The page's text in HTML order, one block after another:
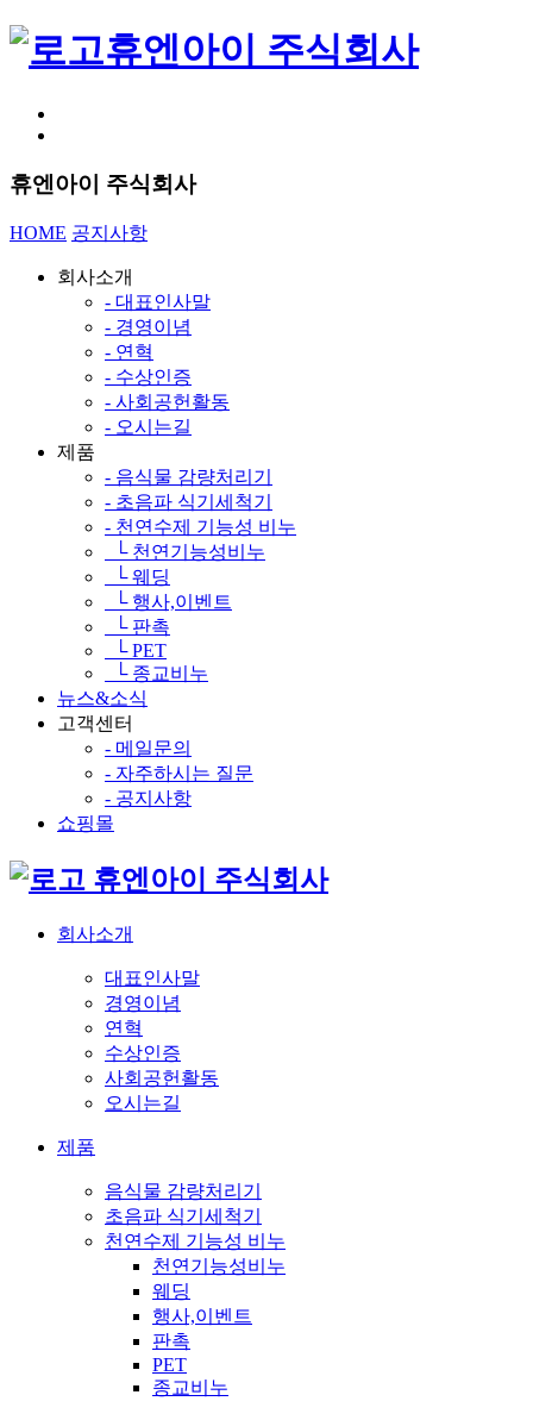
휴엔아이 주식회사
휴엔아이 주식회사
HOME 공지사항
회사소개
- 대표인사말
- 경영이념
- 연혁
- 수상인증
- 사회공헌활동
- 오시는길
제품
- 음식물 감량처리기
- 초음파 식기세척기
- 천연수제 기능성 비누
└ 천연기능성비누
└ 웨딩
└ 행사,이벤트
└ 판촉
└ PET
└ 종교비누
뉴스&소식
고객센터
- 메일문의
- 자주하시는 질문
- 공지사항
쇼핑몰
휴엔아이 주식회사
회사소개
대표인사말
경영이념
연혁
수상인증
사회공헌활동
오시는길
제품
음식물 감량처리기
초음파 식기세척기
천연수제 기능성 비누
천연기능성비누
웨딩
행사,이벤트
판촉
PET
종교비누